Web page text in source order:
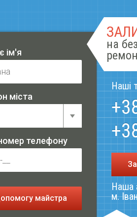
ім'я
міста
телефону
майстра
на
Наші
Наша
м.